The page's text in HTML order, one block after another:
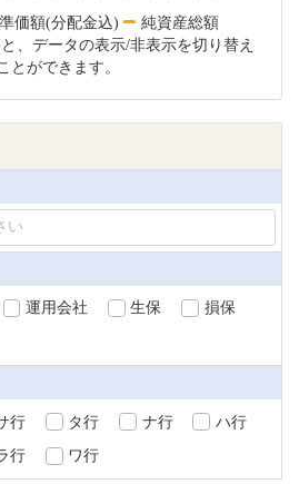
価額(分配金込)
純資産総額
、データの表示/非表示を切り替え
とができます。
運用会社 生保 損保
行 タ行 ナ行 ハ行
行 ワ行